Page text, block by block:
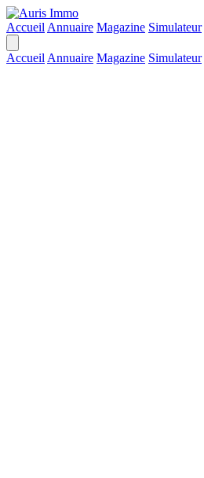
Accueil Annuaire Magazine Simulateur
Accueil Annuaire Magazine Simulateur